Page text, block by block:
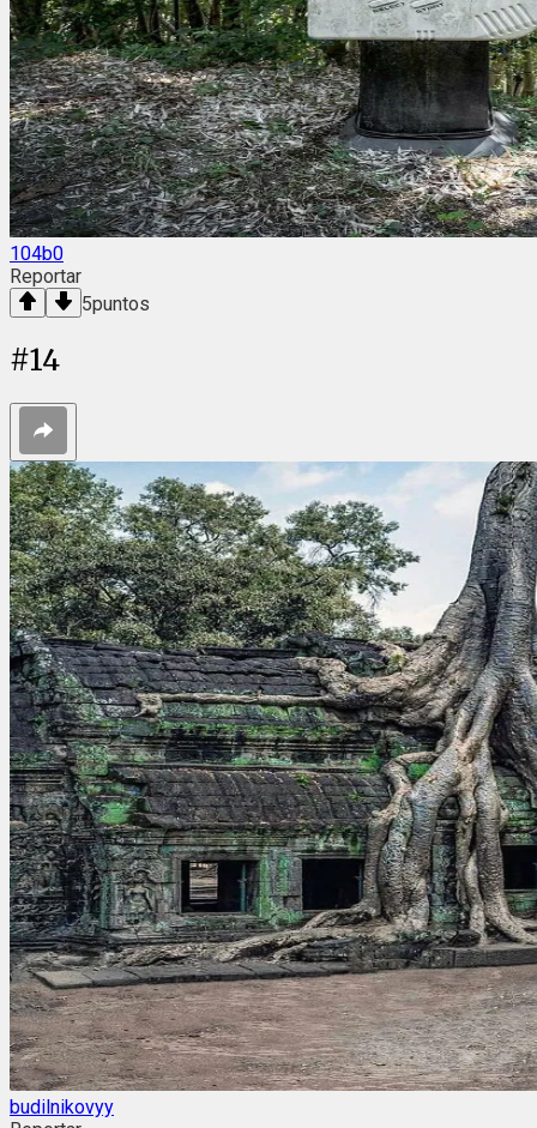
104b0
Reportar
5puntos
#14
budilnikovyy